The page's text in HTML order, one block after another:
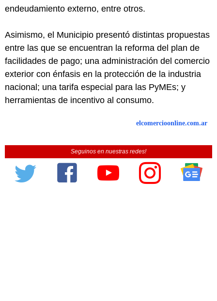
endeudamiento externo, entre otros.
Asimismo, el Municipio presentó distintas propuestas
entre las que se encuentran la reforma del plan de
facilidades de pago; una administración del comercio
exterior con énfasis en la protección de la industria
nacional; una tarifa especial para las PyMEs; y
herramientas de incentivo al consumo.
elcomercioonline.com.ar
Seguinos en nuestras redes!